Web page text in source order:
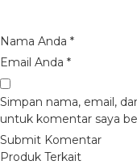
Nama Anda *
Email Anda *
Simpan nama, email,
untuk komentar saya
Produk Terkait